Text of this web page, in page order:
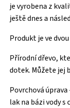
je vyrobena z
ještě dnes a
Produkt je ve
Přírodní dřevo,
dotek. Můžete jej
Povrchová
lak na bázi vody